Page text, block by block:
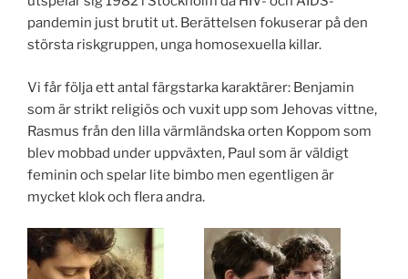
pandemin just brutit ut. Berättelsen fokuserar på den
största riskgruppen, unga homosexuella killar.
Vi får följa ett antal färgstarka karaktärer: Benjamin
som är strikt religiös och vuxit upp som Jehovas vittne,
Rasmus från den lilla värmländska orten Koppom som
blev mobbad under uppväxten, Paul som är väldigt
feminin och spelar lite bimbo men egentligen är
mycket klok och flera andra.